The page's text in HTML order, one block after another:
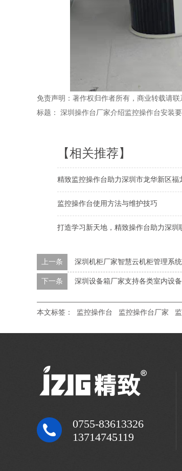
免责声明：著作权归作者所有，商业转载请
标题： 深圳操作台厂家介绍监控操作台安装
【相关推荐】
精致监控操作台助力深圳市龙华新区福
监控操作台使用方法与维护技巧
打造学习新天地，精致操作台助力深
上一条 深圳机柜厂家智慧云机柜管理系统
下一条 深圳设备箱厂家支持各类室内设
本文标签： 监控操作台 监控操作台厂家
0755-83613326
13714745119